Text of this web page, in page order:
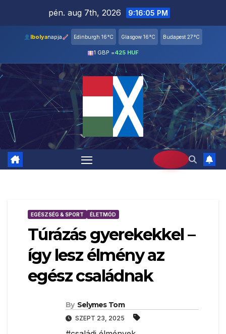
content
pén. aug 7th, 2026 9:16:06 PM
Ibolyanapja Edinburgh 16°C Glasgow 16°C Budapest 27°C
1 GBP =425 HUF
EGÉSZSÉG & SPORT ÉLETMÓD
Túrázás gyerekekkel –
így lesz élmény az
egész családnak
By Selymes Tom
SZEPT 23, 2025